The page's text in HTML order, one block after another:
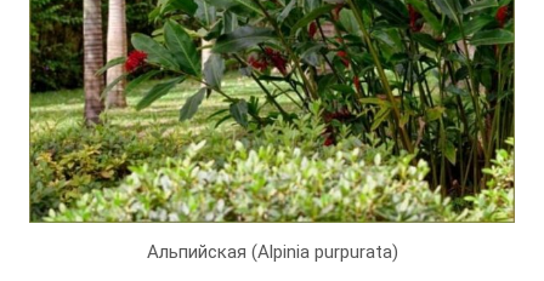
Альпийская (Alpinia purpurata)